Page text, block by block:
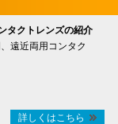
タクトレンズの紹介
遠近両用コンタク
詳しくはこちら